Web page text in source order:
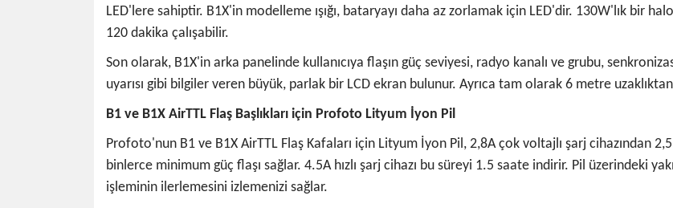
LED'lere sahiptir. B1X'in modelleme ışığı, bataryayı daha az zorlamak için LED'dir. 130W'lık bir
120 dakika çalışabilir.
Son olarak, B1X'in arka panelinde kullanıcıya flaşın güç seviyesi, radyo kanalı ve grubu,
uyarısı gibi bilgiler veren büyük, parlak bir LCD ekran bulunur. Ayrıca tam olarak 6 metre
B1 ve B1X AirTTL Flaş Başlıkları için Profoto Lityum İyon Pil
Profoto'nun B1 ve B1X AirTTL Flaş Kafaları için Lityum İyon Pil, 2,8A çok voltajlı şarj cihazından
binlerce minimum güç flaşı sağlar. 4.5A hızlı şarj cihazı bu süreyi 1.5 saate indirir. Pil üzerindeki
işleminin ilerlemesini izlemenizi sağlar.